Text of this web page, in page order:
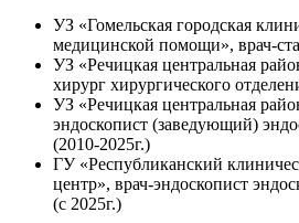
УЗ «Гомельская городская
медицинской помощи», врач-
УЗ «Речицкая центральная
хирург хирургического
УЗ «Речицкая центральная
эндоскопист (заведующий)
(2010-2025г.)
ГУ «Республиканский
центр», врач-эндоскопист
(с 2025г.)